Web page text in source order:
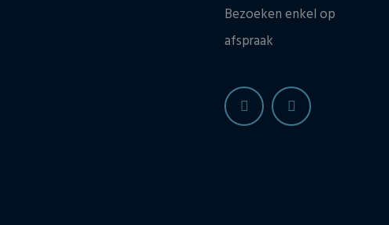
Bezoeken enkel op
afspraak